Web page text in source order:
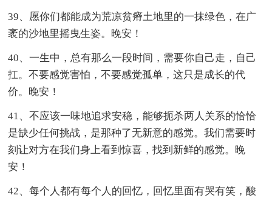
39、愿你们都能成为荒凉贫瘠土地里的一抹绿色，在广
袤的沙地里摇曳生姿。晚安！
40、一生中，总有那么一段时间，需要你自己走，自己
扛。不要感觉害怕，不要感觉孤单，这只是成长的代
价。晚安！
41、不应该一味地追求安稳，能够扼杀两人关系的恰恰
是缺少任何挑战，是那种了无新意的感觉。我们需要时
刻让对方在我们身上看到惊喜，找到新鲜的感觉。晚
安！
42、每个人都有每个人的回忆，回忆里面有哭有笑，酸